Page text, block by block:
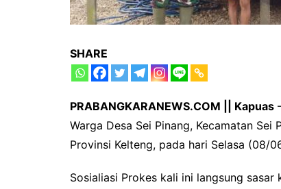
SHARE
PRABANGKARANEWS.COM || Kapuas
Warga Desa Sei Pinang, Kecamatan Sei
Provinsi Kelteng, pada hari Selasa (08/
Sosialiasi Prokes kali ini langsung